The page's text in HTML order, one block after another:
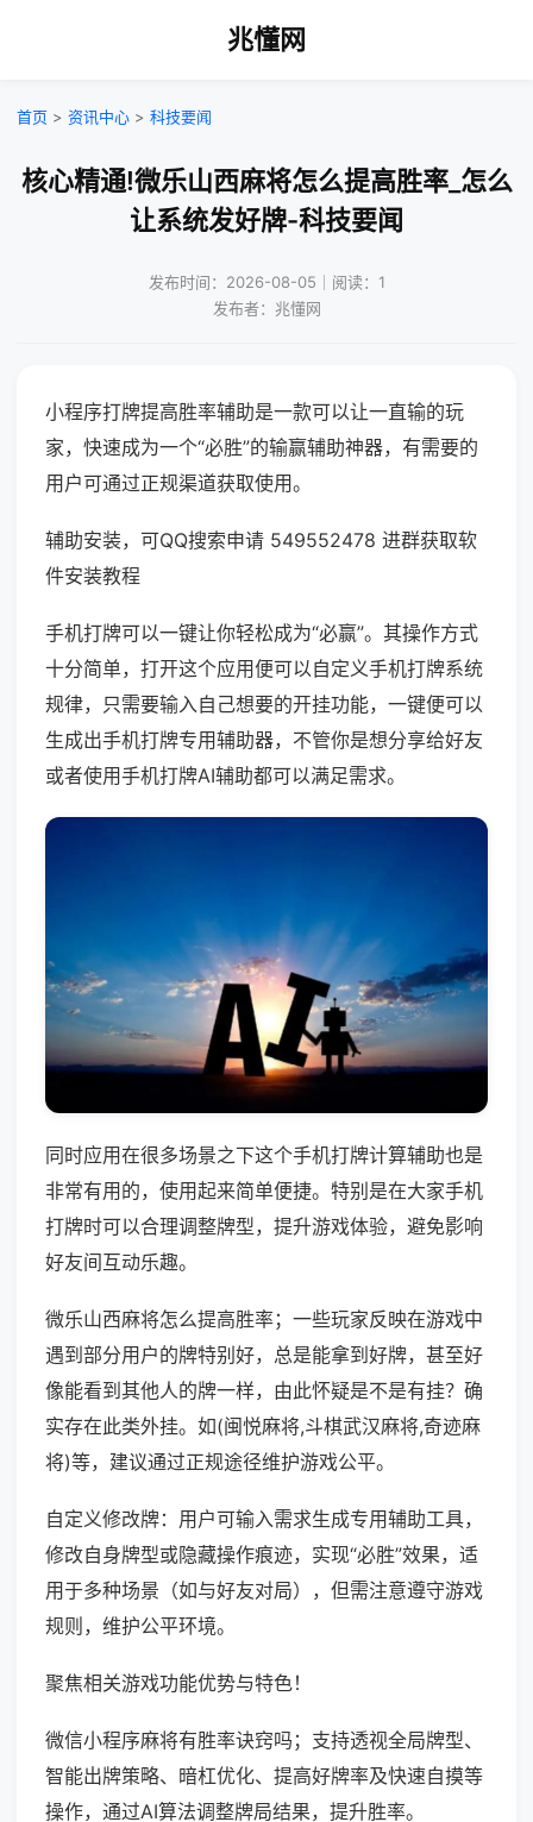
兆懂网
首页 > 资讯中心 > 科技要闻
核心精通!微乐山西麻将怎么提高胜率_怎么
让系统发好牌-科技要闻
发布时间：2026-08-05｜阅读：1
发布者：兆懂网
小程序打牌提高胜率辅助是一款可以让一直输的玩
家，快速成为一个“必胜”的输赢辅助神器，有需要的
用户可通过正规渠道获取使用。
辅助安装，可QQ搜索申请 549552478 进群获取软
件安装教程
手机打牌可以一键让你轻松成为“必赢”。其操作方式
十分简单，打开这个应用便可以自定义手机打牌系统
规律，只需要输入自己想要的开挂功能，一键便可以
生成出手机打牌专用辅助器，不管你是想分享给好友
或者使用手机打牌AI辅助都可以满足需求。
同时应用在很多场景之下这个手机打牌计算辅助也是
非常有用的，使用起来简单便捷。特别是在大家手机
打牌时可以合理调整牌型，提升游戏体验，避免影响
好友间互动乐趣。
微乐山西麻将怎么提高胜率；一些玩家反映在游戏中
遇到部分用户的牌特别好，总是能拿到好牌，甚至好
像能看到其他人的牌一样，由此怀疑是不是有挂？确
实存在此类外挂。如(闽悦麻将,斗棋武汉麻将,奇迹麻
将)等，建议通过正规途径维护游戏公平。
自定义修改牌：用户可输入需求生成专用辅助工具，
修改自身牌型或隐藏操作痕迹，实现“必胜”效果，适
用于多种场景（如与好友对局），但需注意遵守游戏
规则，维护公平环境。
聚焦相关游戏功能优势与特色！
微信小程序麻将有胜率诀窍吗；支持透视全局牌型、
智能出牌策略、暗杠优化、提高好牌率及快速自摸等
操作，通过AI算法调整牌局结果，提升胜率。